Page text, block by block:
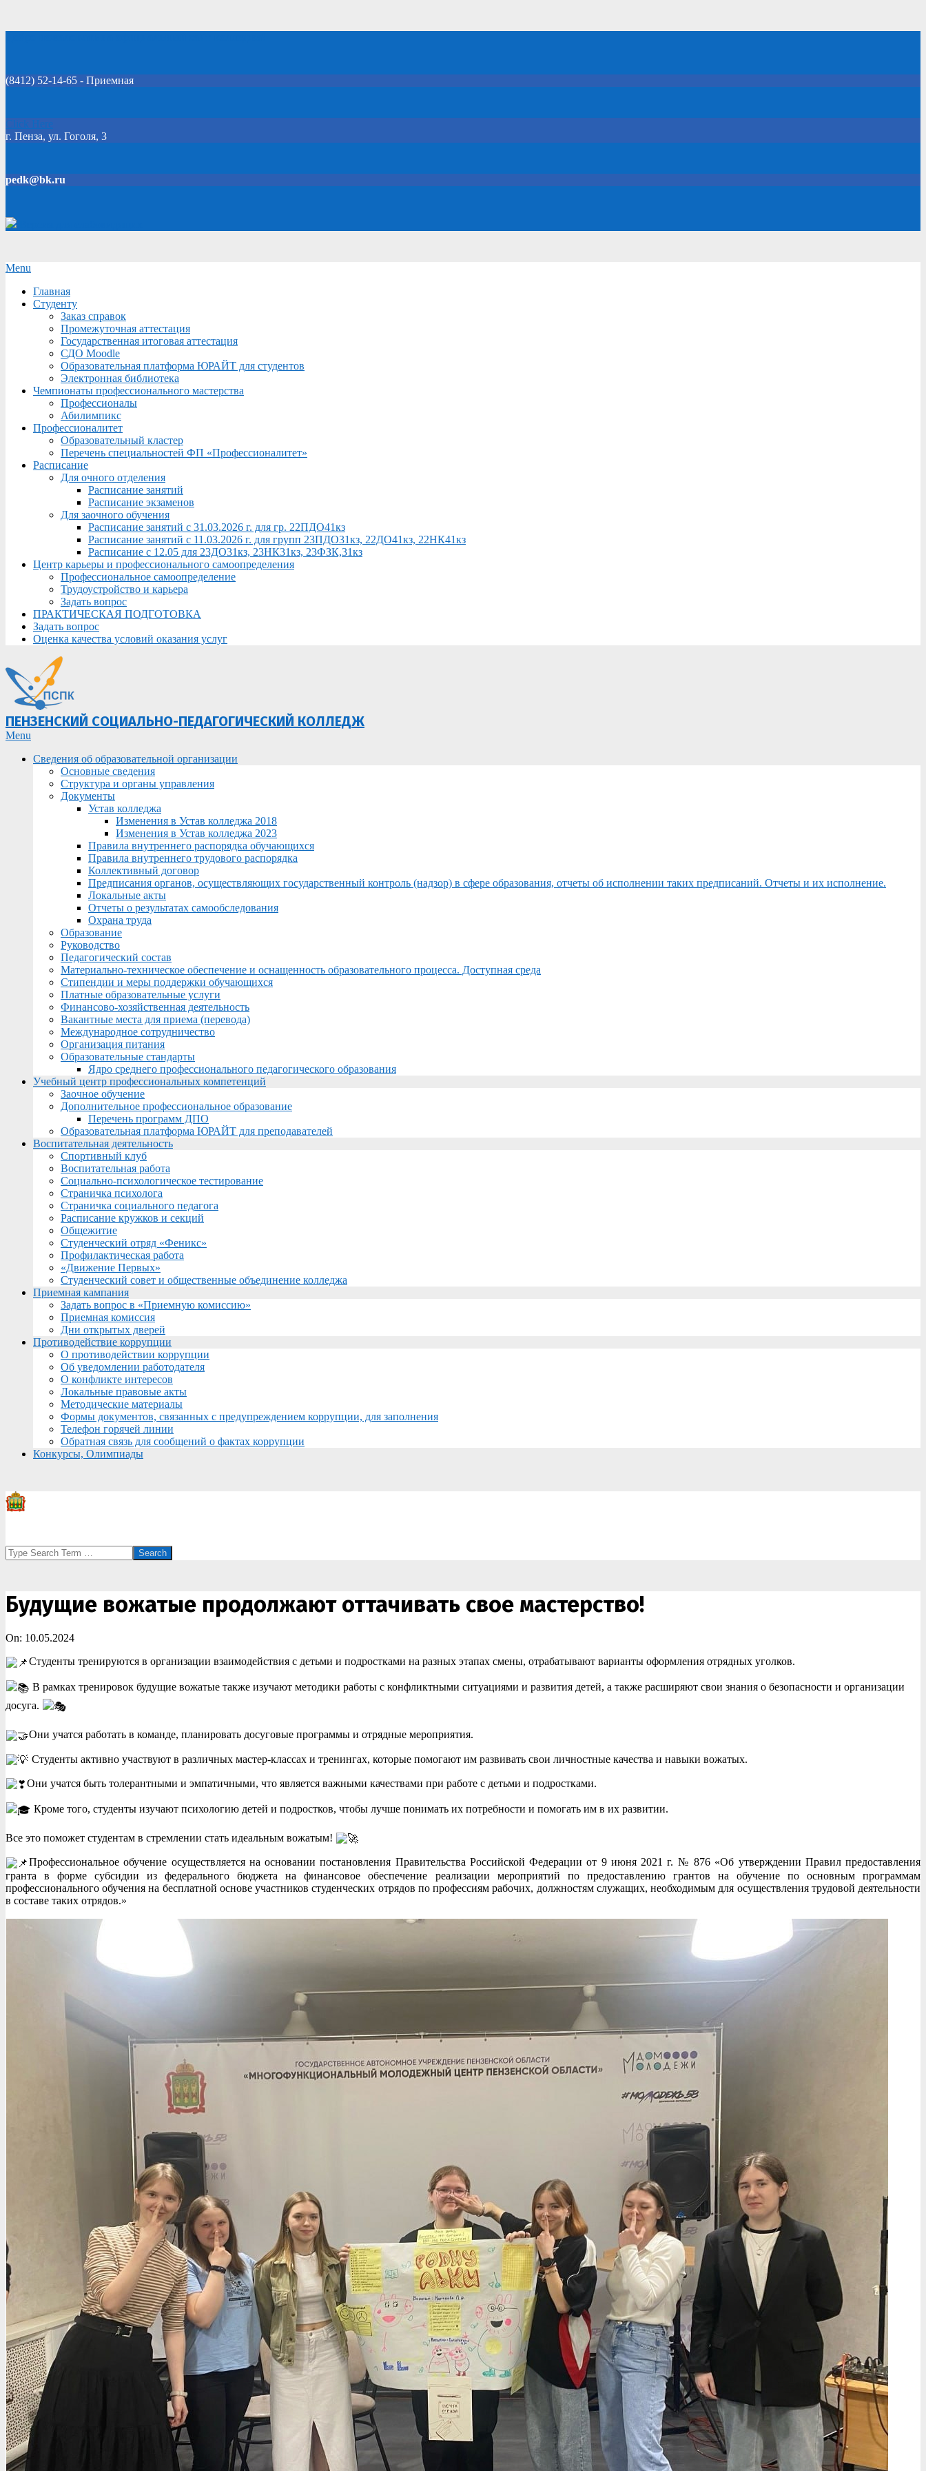
(8412) 52-14-65 - Приемная
Click Here
г. Пенза, ул. Гоголя, 3
pedk@bk.ru
Secondary
Menu
Menu
Главная
Студенту
Заказ справок
Промежуточная аттестация
Государственная итоговая аттестация
СДО Moodle
Образовательная платформа ЮРАЙТ для студентов
Электронная библиотека
Чемпионаты профессионального мастерства
Профессионалы
Абилимпикс
Профессионалитет
Образовательный кластер
Перечень специальностей ФП «Профессионалитет»
Расписание
Для очного отделения
Расписание занятий
Расписание экзаменов
Для заочного обучения
Расписание занятий с 31.03.2026 г. для гр. 22ПДО41кз
Расписание занятий с 11.03.2026 г. для групп 23ПДО31кз, 22ДО41кз, 22НК41кз
Расписание с 12.05 для 23ДО31кз, 23НК31кз, 23ФЗК,31кз
Центр карьеры и профессионального самоопределения
Профессиональное самоопределение
Трудоустройство и карьера
Задать вопрос
ПРАКТИЧЕСКАЯ ПОДГОТОВКА
Задать вопрос
Оценка качества условий оказания услуг
ПЕНЗЕНСКИЙ СОЦИАЛЬНО-ПЕДАГОГИЧЕСКИЙ КОЛЛЕДЖ
Primary
Menu
Menu
Сведения об образовательной организации
Основные сведения
Структура и органы управления
Документы
Устав колледжа
Изменения в Устав колледжа 2018
Изменения в Устав колледжа 2023
Правила внутреннего распорядка обучающихся
Правила внутреннего трудового распорядка
Коллективный договор
Предписания органов, осуществляющих государственный контроль (надзор) в сфере образования, отчеты об исполнении таких предписаний. Отчеты и их исполнение.
Локальные акты
Отчеты о результатах самообследования
Охрана труда
Образование
Руководство
Педагогический состав
Материально-техническое обеспечение и оснащенность образовательного процесса. Доступная среда
Стипендии и меры поддержки обучающихся
Платные образовательные услуги
Финансово-хозяйственная деятельность
Вакантные места для приема (перевода)
Международное сотрудничество
Организация питания
Образовательные стандарты
Ядро среднего профессионального педагогического образования
Учебный центр профессиональных компетенций
Заочное обучение
Дополнительное профессиональное образование
Перечень программ ДПО
Образовательная платформа ЮРАЙТ для преподавателей
Воспитательная деятельность
Спортивный клуб
Воспитательная работа
Социально-психологическое тестирование
Страничка психолога
Страничка социального педагога
Расписание кружков и секций
Общежитие
Студенческий отряд «Феникс»
Профилактическая работа
«Движение Первых»
Студенческий совет и общественные объединение колледжа
Приемная кампания
Задать вопрос в «Приемную комиссию»
Приемная комиссия
Дни открытых дверей
Противодействие коррупции
О противодействии коррупции
Об уведомлении работодателя
О конфликте интересов
Локальные правовые акты
Методические материалы
Формы документов, связанных с предупреждением коррупции, для заполнения
Телефон горячей линии
Обратная связь для сообщений о фактах коррупции
Конкурсы, Олимпиады
Search
Будущие вожатые продолжают оттачивать свое мастерство!
On: 10.05.2024
Студенты тренируются в организации взаимодействия с детьми и подростками на разных этапах смены, отрабатывают варианты оформления отрядных уголков.
В рамках тренировок будущие вожатые также изучают методики работы с конфликтными ситуациями и развития детей, а также расширяют свои знания о безопасности и организации
досуга.
Они учатся работать в команде, планировать досуговые программы и отрядные мероприятия.
Студенты активно участвуют в различных мастер-классах и тренингах, которые помогают им развивать свои личностные качества и навыки вожатых.
Они учатся быть толерантными и эмпатичными, что является важными качествами при работе с детьми и подростками.
Кроме того, студенты изучают психологию детей и подростков, чтобы лучше понимать их потребности и помогать им в их развитии.
Все это поможет студентам в стремлении стать идеальным вожатым!
Профессиональное обучение осуществляется на основании постановления Правительства Российской Федерации от 9 июня 2021 г. № 876 «Об утверждении Правил предоставления
гранта в форме субсидии из федерального бюджета на финансовое обеспечение реализации мероприятий по предоставлению грантов на обучение по основным программам
профессионального обучения на бесплатной основе участников студенческих отрядов по профессиям рабочих, должностям служащих, необходимым для осуществления трудовой деятельности
в составе таких отрядов.»